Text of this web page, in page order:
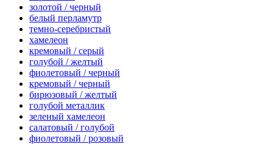
золотой / черный
белый перламутр
темно-серебристый
хамелеон
кремовый / серый
голубой / желтый
фиолетовый / черный
кремовый / черный
бирюзовый / желтый
голубой металлик
зеленый хамелеон
салатовый / голубой
фиолетовый / розовый